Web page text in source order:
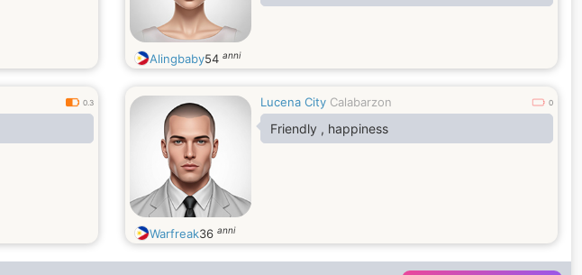
Alingbaby54 anni
0.3 Lucena City Calabarzon 0
Friendly , happiness
Warfreak36 anni